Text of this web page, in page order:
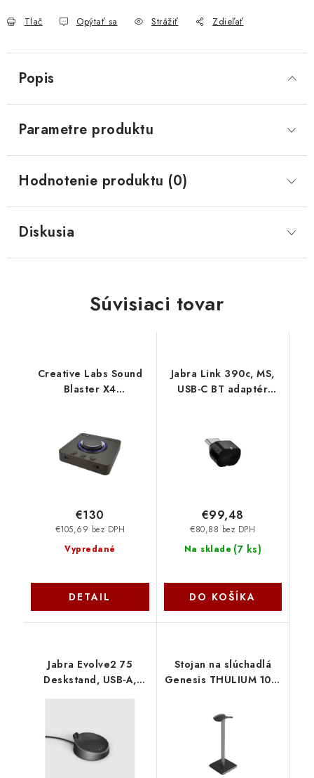
Tlač Opýtať sa Strážiť Zdieľať
Popis
Parametre produktu
Hodnotenie produktu (0)
Diskusia
Súvisiaci tovar
Creative Labs Sound
Blaster X4
Vypredané
€105,69 bez DPH
€130
DETAIL
Jabra Link 390c, MS,
USB-C BT adaptér
Na sklade (7 ks)
€80,88 bez DPH
€99,48
DO KOŠÍKA
Jabra Evolve2 75
Deskstand, USB-A,
Stojan na slúchadlá
Genesis THULIUM 100,